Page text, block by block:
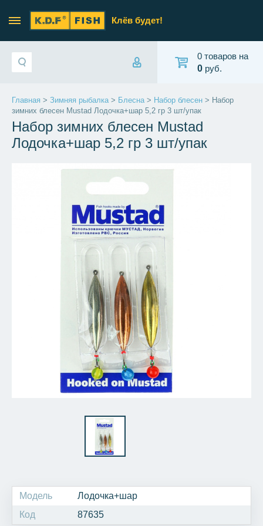
Клёв будет!
0 товаров на
0 руб.
Главная > Зимняя рыбалка> Блесна> Набор блесен > Набор
зимних блесен Mustad Лодочка+шар 5,2 гр 3 шт/упак
Набор зимних блесен Mustad
Лодочка+шар 5,2 гр 3 шт/упак
Модель
Лодочка+шар
Код
87635